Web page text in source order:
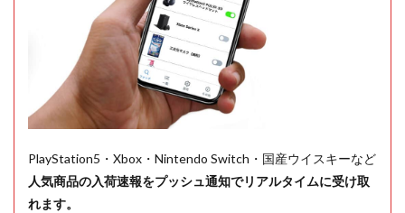
PlayStation5・Xbox・Nintendo Switch・国産ウイスキーなど
人気商品の入荷速報をプッシュ通知でリアルタイムに受け取
れます。